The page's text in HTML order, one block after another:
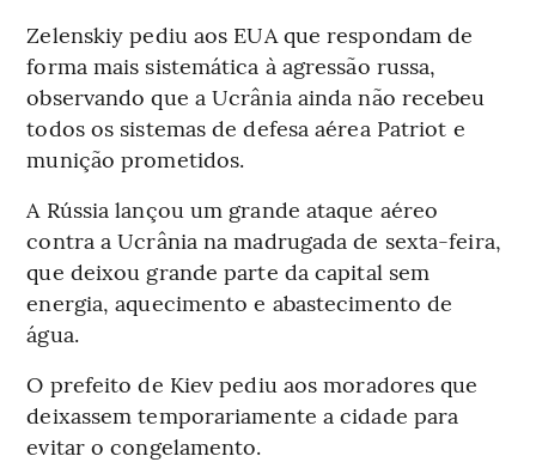
Zelenskiy pediu aos EUA que respondam de
forma mais sistemática à agressão russa,
observando que a Ucrânia ainda não recebeu
todos os sistemas de defesa aérea Patriot e
munição prometidos.
A Rússia lançou um grande ataque aéreo
contra a Ucrânia na madrugada de sexta-feira,
que deixou grande parte da capital sem
energia, aquecimento e abastecimento de
água.
O prefeito de Kiev pediu aos moradores que
deixassem temporariamente a cidade para
evitar o congelamento.